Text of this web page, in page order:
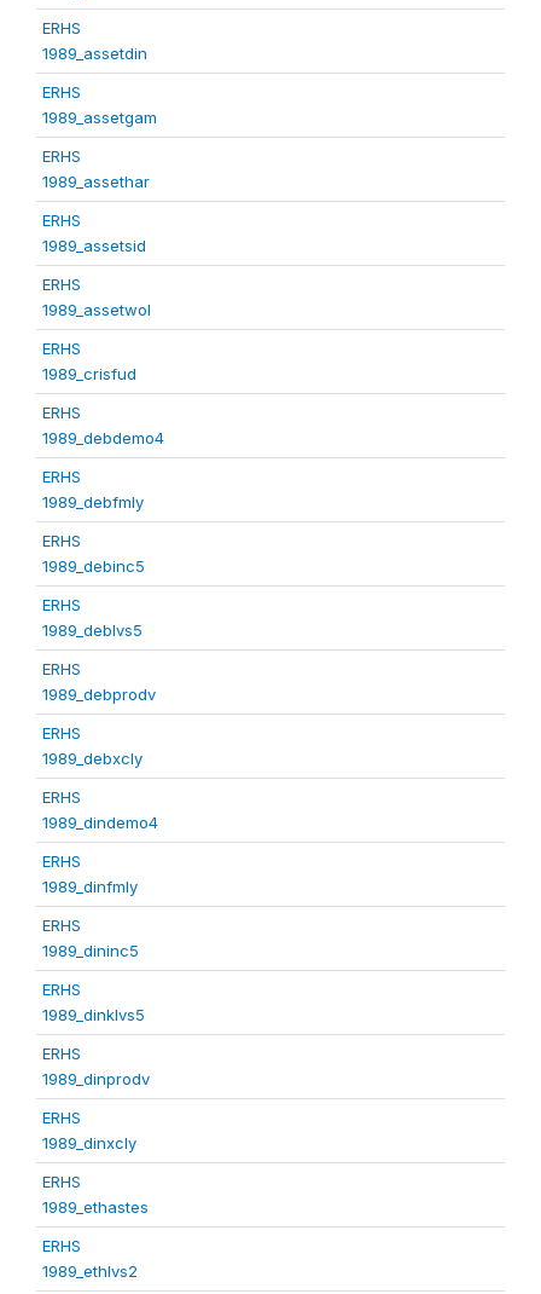
ERHS
1989_assetdin
ERHS
1989_assetgam
ERHS
1989_assethar
ERHS
1989_assetsid
ERHS
1989_assetwol
ERHS
1989_crisfud
ERHS
1989_debdemo4
ERHS
1989_debfmly
ERHS
1989_debinc5
ERHS
1989_deblvs5
ERHS
1989_debprodv
ERHS
1989_debxcly
ERHS
1989_dindemo4
ERHS
1989_dinfmly
ERHS
1989_dininc5
ERHS
1989_dinklvs5
ERHS
1989_dinprodv
ERHS
1989_dinxcly
ERHS
1989_ethastes
ERHS
1989_ethlvs2